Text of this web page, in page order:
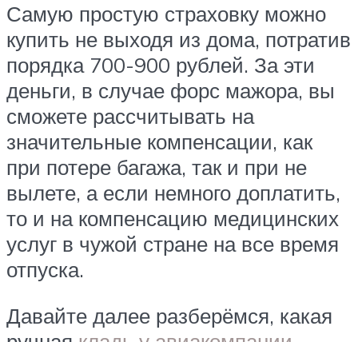
Самую простую страховку можно
купить не выходя из дома, потратив
порядка 700-900 рублей. За эти
деньги, в случае форс мажора, вы
сможете рассчитывать на
значительные компенсации, как
при потере багажа, так и при не
вылете, а если немного доплатить,
то и на компенсацию медицинских
услуг в чужой стране на все время
отпуска.
Давайте далее разберёмся, какая